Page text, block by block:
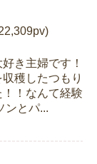
き主婦です！
穫したつもり
！なんて経験
ンとパ...